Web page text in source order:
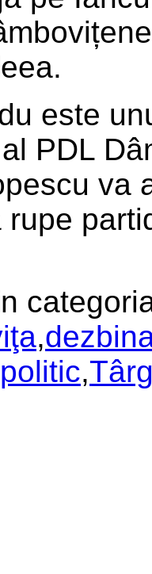
este
PDL
va
rupe
,
politic,